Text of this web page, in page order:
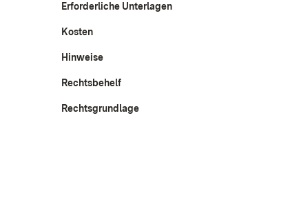
Erforderliche Unterlagen
Kosten
Hinweise
Rechtsbehelf
Rechtsgrundlage